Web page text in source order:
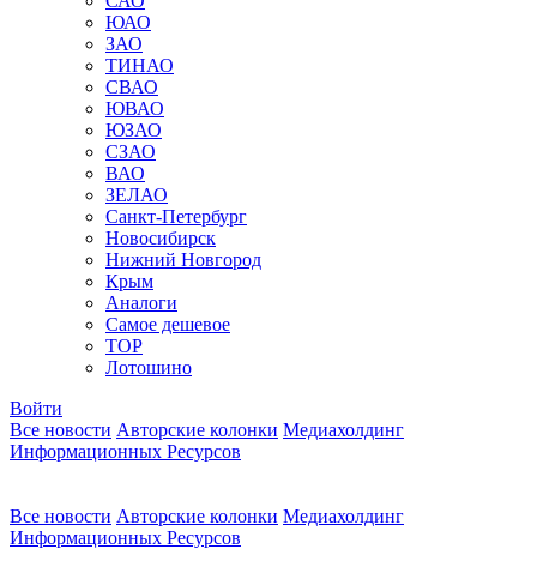
ЮАО
ЗАО
ТИНАО
СВАО
ЮВАО
ЮЗАО
СЗАО
ВАО
ЗЕЛАО
Санкт-Петербург
Новосибирск
Нижний Новгород
Крым
Аналоги
Самое дешевое
TOP
Лотошино
Войти
Все новости Авторские колонки Медиахолдинг
Информационных Ресурсов
Все новости Авторские колонки Медиахолдинг
Информационных Ресурсов